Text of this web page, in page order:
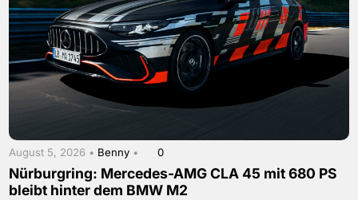
August 5, 2026 • Benny • 0
Nürburgring: Mercedes-AMG CLA 45 mit 680 PS
bleibt hinter dem BMW M2